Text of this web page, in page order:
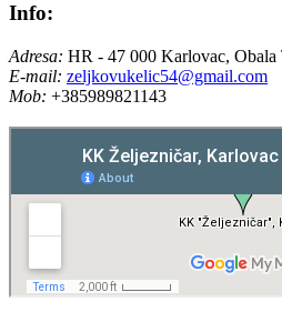
Info:
Adresa: HR - 47 000 Karlovac, Obala
E-mail: zeljkovukelic54@gmail.com
Mob: +385989821143